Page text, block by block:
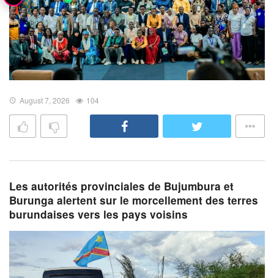
August 7, 2026 104
Les autorités provinciales de Bujumbura et
Burunga alertent sur le morcellement des terres
burundaises vers les pays voisins